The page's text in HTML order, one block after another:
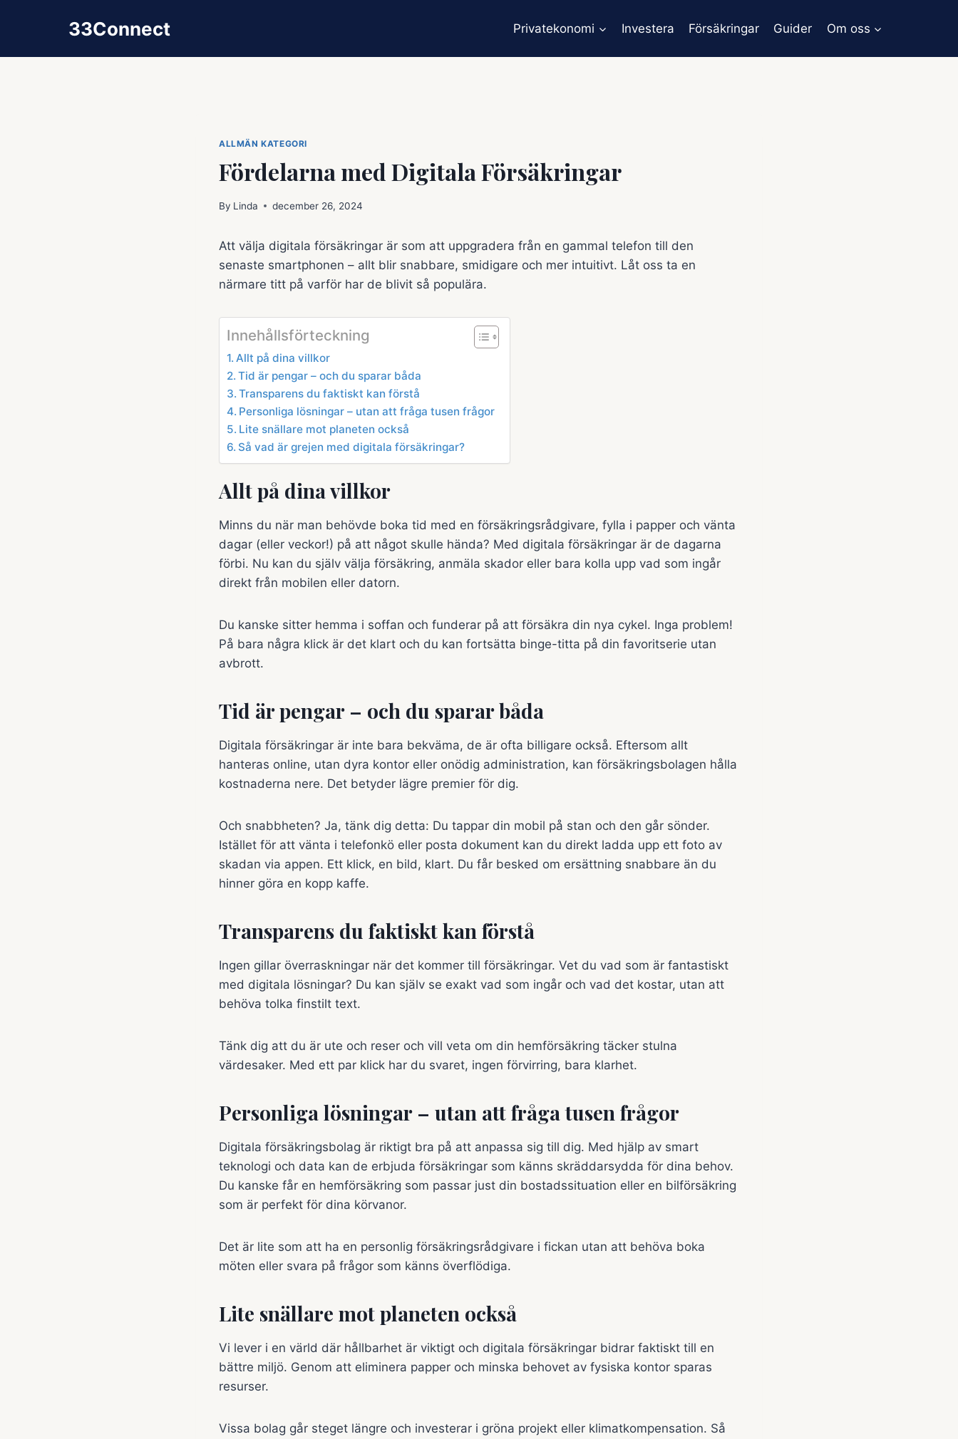
33Connect Privatekonomi Investera Försäkringar Guider Om oss
ALLMÄN KATEGORI
Fördelarna med Digitala Försäkringar
By Linda december 26, 2024
Att välja digitala försäkringar är som att uppgradera från en gammal telefon till den
senaste smartphonen – allt blir snabbare, smidigare och mer intuitivt. Låt oss ta en
närmare titt på varför har de blivit så populära.
Innehållsförteckning
Allt på dina villkor
Tid är pengar – och du sparar båda
Transparens du faktiskt kan förstå
Personliga lösningar – utan att fråga tusen frågor
Lite snällare mot planeten också
Så vad är grejen med digitala försäkringar?
Allt på dina villkor
Minns du när man behövde boka tid med en försäkringsrådgivare, fylla i papper och vänta
dagar (eller veckor!) på att något skulle hända? Med digitala försäkringar är de dagarna
förbi. Nu kan du själv välja försäkring, anmäla skador eller bara kolla upp vad som ingår
direkt från mobilen eller datorn.
Du kanske sitter hemma i soffan och funderar på att försäkra din nya cykel. Inga problem!
På bara några klick är det klart och du kan fortsätta binge-titta på din favoritserie utan
avbrott.
Tid är pengar – och du sparar båda
Digitala försäkringar är inte bara bekväma, de är ofta billigare också. Eftersom allt
hanteras online, utan dyra kontor eller onödig administration, kan försäkringsbolagen hålla
kostnaderna nere. Det betyder lägre premier för dig.
Och snabbheten? Ja, tänk dig detta: Du tappar din mobil på stan och den går sönder.
Istället för att vänta i telefonkö eller posta dokument kan du direkt ladda upp ett foto av
skadan via appen. Ett klick, en bild, klart. Du får besked om ersättning snabbare än du
hinner göra en kopp kaffe.
Transparens du faktiskt kan förstå
Ingen gillar överraskningar när det kommer till försäkringar. Vet du vad som är fantastiskt
med digitala lösningar? Du kan själv se exakt vad som ingår och vad det kostar, utan att
behöva tolka finstilt text.
Tänk dig att du är ute och reser och vill veta om din hemförsäkring täcker stulna
värdesaker. Med ett par klick har du svaret, ingen förvirring, bara klarhet.
Personliga lösningar – utan att fråga tusen frågor
Digitala försäkringsbolag är riktigt bra på att anpassa sig till dig. Med hjälp av smart
teknologi och data kan de erbjuda försäkringar som känns skräddarsydda för dina behov.
Du kanske får en hemförsäkring som passar just din bostadssituation eller en bilförsäkring
som är perfekt för dina körvanor.
Det är lite som att ha en personlig försäkringsrådgivare i fickan utan att behöva boka
möten eller svara på frågor som känns överflödiga.
Lite snällare mot planeten också
Vi lever i en värld där hållbarhet är viktigt och digitala försäkringar bidrar faktiskt till en
bättre miljö. Genom att eliminera papper och minska behovet av fysiska kontor sparas
resurser.
Vissa bolag går steget längre och investerar i gröna projekt eller klimatkompensation. Så